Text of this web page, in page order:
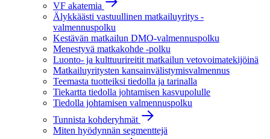
VF akatemia
Älykkäästi vastuullinen matkailuyritys -
valmennuspolku
Kestävän matkailun DMO-valmennuspolku
Menestyvä matkakohde -polku
Luonto- ja kulttuurireitit matkailun vetovoimatekijöinä
Matkailuyritysten kansainvälistymisvalmennus
Teemasta tuotteiksi tiedolla ja tarinalla
Tiekartta tiedolla johtamisen kasvupolulle
Tiedolla johtamisen valmennuspolku
Tunnista kohderyhmät
Miten hyödynnän segmenttejä